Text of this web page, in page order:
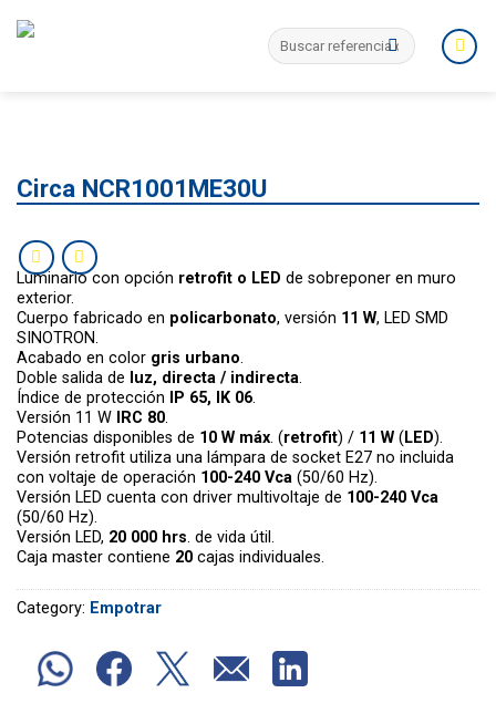
Search
for:
Circa NCR1001ME30U
Luminario con opción retrofit o LED de sobreponer en muro
exterior.
Cuerpo fabricado en policarbonato, versión 11 W, LED SMD
SINOTRON.
Acabado en color gris urbano.
Doble salida de luz, directa / indirecta.
Índice de protección
IP 65, IK 06.
Versión 11 W
IRC 80.
Potencias disponibles de 10 W máx. (retrofit) / 11 W (LED).
Versión retrofit utiliza una lámpara de socket E27 no incluida
con voltaje de operación 100-240 Vca (50/60 Hz).
Versión LED cuenta con driver multivoltaje de 100-240 Vca
(50/60 Hz).
Versión LED, 20 000 hrs. de vida útil.
Caja master contiene 20 cajas individuales.
Category: Empotrar